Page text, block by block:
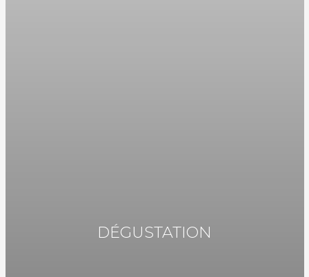
DÉGUSTATION